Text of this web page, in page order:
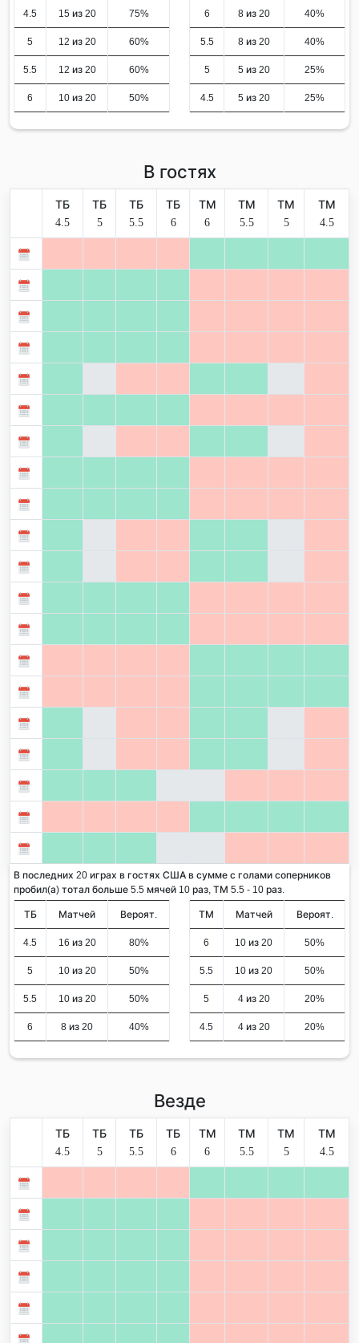
4.5 15 из 20 75%
5 12 из 20 60%
5.5 12 из 20 60%
6 10 из 20 50%
6 8 из 20 40%
5.5 8 из 20 40%
5 5 из 20 25%
4.5 5 из 20 25%
В гостях
ТБ
4.5
ТБ
5
ТБ
5.5
ТБ
6
ТМ
6
ТМ
5.5
ТМ
5
ТМ
4.5
В последних 20 играх в гостях США в сумме с голами соперников
пробил(а) тотал больше 5.5 мячей 10 раз, ТМ 5.5 - 10 раз.
ТБ Матчей Вероят.
4.5 16 из 20 80%
5 10 из 20 50%
5.5 10 из 20 50%
6 8 из 20 40%
ТМ Матчей Вероят.
6 10 из 20 50%
5.5 10 из 20 50%
5 4 из 20 20%
4.5 4 из 20 20%
Везде
ТБ
4.5
ТБ
5
ТБ
5.5
ТБ
6
ТМ
6
ТМ
5.5
ТМ
5
ТМ
4.5